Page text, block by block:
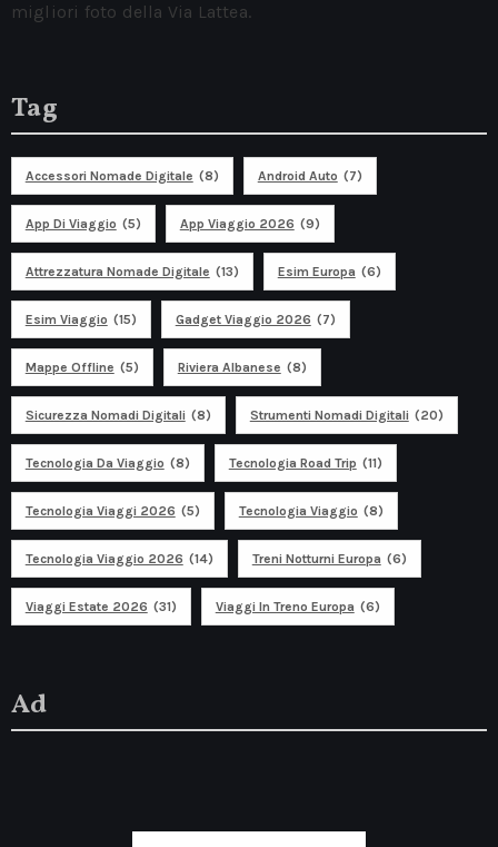
migliori foto della Via Lattea.
Tag
Accessori Nomade Digitale (8) Android Auto (7)
App Di Viaggio (5) App Viaggio 2026 (9)
Attrezzatura Nomade Digitale (13) Esim Europa (6)
Esim Viaggio (15) Gadget Viaggio 2026 (7)
Mappe Offline (5) Riviera Albanese (8)
Sicurezza Nomadi Digitali (8) Strumenti Nomadi Digitali (20)
Tecnologia Da Viaggio (8) Tecnologia Road Trip (11)
Tecnologia Viaggi 2026 (5) Tecnologia Viaggio (8)
Tecnologia Viaggio 2026 (14) Treni Notturni Europa (6)
Viaggi Estate 2026 (31) Viaggi In Treno Europa (6)
Ad